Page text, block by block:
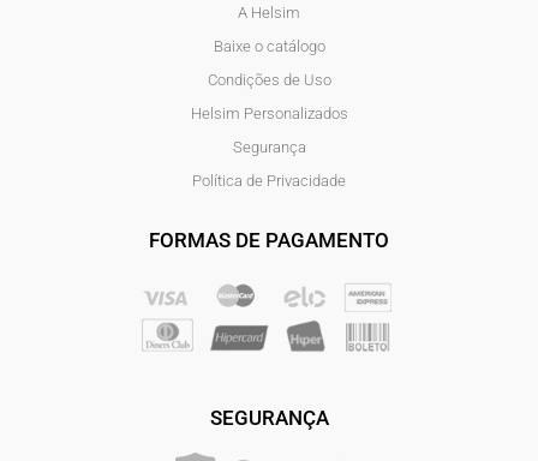
A Helsim
Baixe o catálogo
Condições de Uso
Helsim Personalizados
Segurança
Política de Privacidade
FORMAS DE PAGAMENTO
SEGURANÇA